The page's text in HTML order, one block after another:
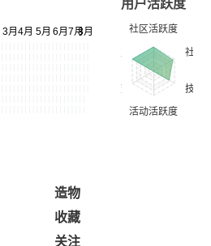
用户活跃度
造物
收藏
关注